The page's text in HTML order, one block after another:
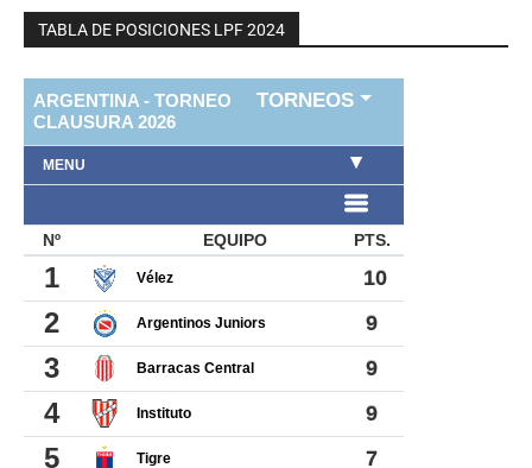
TABLA DE POSICIONES LPF 2024